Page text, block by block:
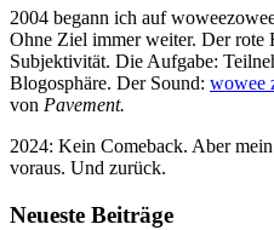
2004 begann ich auf
Ohne Ziel immer weiter. Der rote
Subjektivität. Die Aufgabe:
Blogosphäre. Der Sound: wowee
von Pavement.
2024: Kein Comeback. Aber
voraus. Und zurück.
Neueste Beiträge